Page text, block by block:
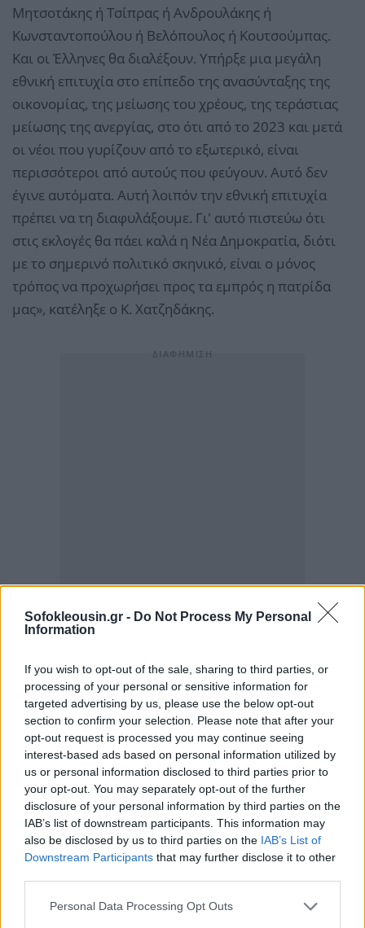
Sofokleousin.gr - Do Not Process My Personal
Information
If you wish to opt-out of the sale, sharing to third parties, or
processing of your personal or sensitive information for
targeted advertising by us, please use the below opt-out
section to confirm your selection. Please note that after your
opt-out request is processed you may continue seeing
interest-based ads based on personal information utilized by
us or personal information disclosed to third parties prior to
your opt-out. You may separately opt-out of the further
disclosure of your personal information by third parties on the
IAB’s list of downstream participants. This information may
also be disclosed by us to third parties on the IAB’s List of
Downstream Participants that may further disclose it to other
Personal Data Processing Opt Outs
Μητσοτάκης ή Τσίπρας ή Ανδρουλάκης ή
Κωνσταντοπούλου ή Βελόπουλος ή Κουτσούμπας.
Και οι Έλληνες θα διαλέξουν. Υπήρξε μια μεγάλη
εθνική επιτυχία στο επίπεδο της ανασύνταξης της
οικονομίας, της μείωσης του χρέους, της τεράστιας
μείωσης της ανεργίας, στο ότι από το 2023 και μετά
οι νέοι που γυρίζουν από το εξωτερικό, είναι
περισσότεροι από αυτούς που φεύγουν. Αυτό δεν
έγινε αυτόματα. Αυτή λοιπόν την εθνική επιτυχία
πρέπει να τη διαφυλάξουμε. Γι' αυτό πιστεύω ότι
στις εκλογές θα πάει καλά η Νέα Δημοκρατία, διότι
με το σημερινό πολιτικό σκηνικό, είναι ο μόνος
τρόπος να προχωρήσει προς τα εμπρός η πατρίδα
μας», κατέληξε ο Κ. Χατζηδάκης.